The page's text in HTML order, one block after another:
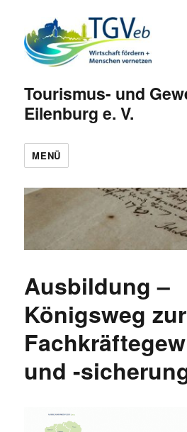
Tourismus- und
Eilenburg e. V.
MENÜ
Ausbildung –
Königsweg zur
und -